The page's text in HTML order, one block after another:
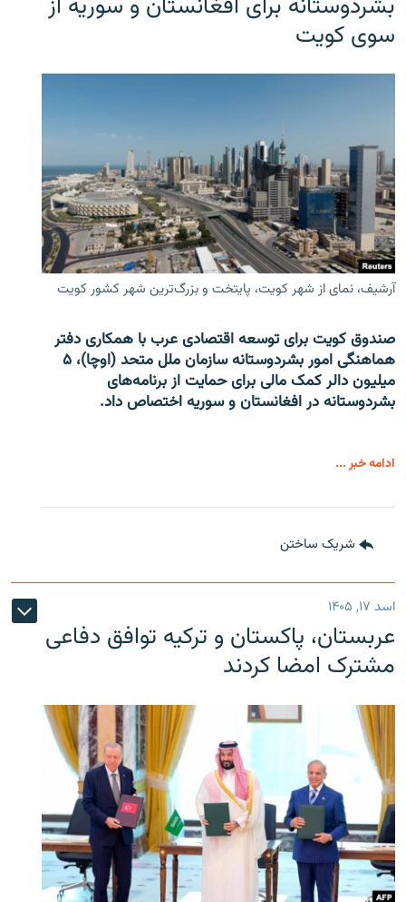
سوی کویت
آرشیف، نمای از شهر کویت، پایتخت و بزرگ‌ترین شهر کشور کویت
صندوق کویت برای توسعه اقتصادی عرب با همکاری دفتر
هماهنگی امور بشردوستانه سازمان ملل متحد (اوچا)، ۵
میلیون دالر کمک مالی برای حمایت از برنامه‌های
بشردوستانه در افغانستان و سوریه اختصاص داد.
ادامه خبر ...
شریک ساختن
اسد ۱۷, ۱۴۰۵
عربستان، پاکستان و ترکیه توافق دفاعی
مشترک امضا کردند